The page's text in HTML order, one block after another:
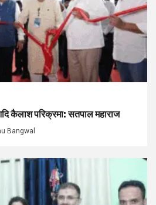
कैलाश परिक्रमा: सतपाल महाराज
Bangwal